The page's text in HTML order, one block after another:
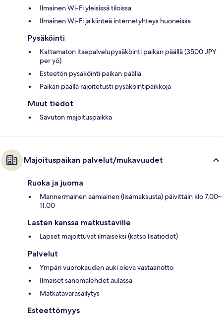
Ilmainen Wi-Fi yleisissä tiloissa
Ilmainen Wi-Fi ja kiinteä internetyhteys huoneissa
Pysäköinti
Kattamaton itsepalvelupysäköinti paikan päällä (3500 JPY
per yö)
Esteetön pysäköinti paikan päällä
Paikan päällä rajoitetusti pysäköintipaikkoja
Muut tiedot
Savuton majoituspaikka
Majoituspaikan palvelut/mukavuudet
Ruoka ja juoma
Mannermainen aamiainen (lisämaksusta) päivittäin klo 7.00–
11.00
Lasten kanssa matkustaville
Lapset majoittuvat ilmaiseksi (katso lisätiedot)
Palvelut
Ympäri vuorokauden auki oleva vastaanotto
Ilmaiset sanomalehdet aulassa
Matkatavarasäilytys
Esteettömyys